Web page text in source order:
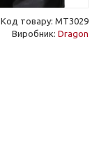
Код товару: MT3029
Виробник: Dragon